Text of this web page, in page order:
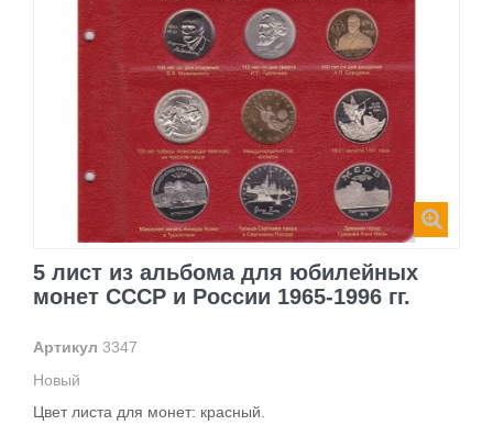
5 лист из альбома для юбилейных
монет СССР и России 1965-1996 гг.
Артикул 3347
Новый
Цвет листа для монет: красный.